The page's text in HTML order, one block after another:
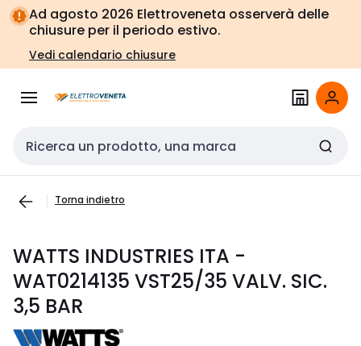
Vai alla
navigazione
Vai
alla
pagina
Ad agosto 2026 Elettroveneta osserverà delle
chiusure per il periodo estivo.
Vedi calendario chiusure
Cerca input
Torna indietro
WATTS INDUSTRIES ITA -
WAT0214135 VST25/35 VALV. SIC.
3,5 BAR